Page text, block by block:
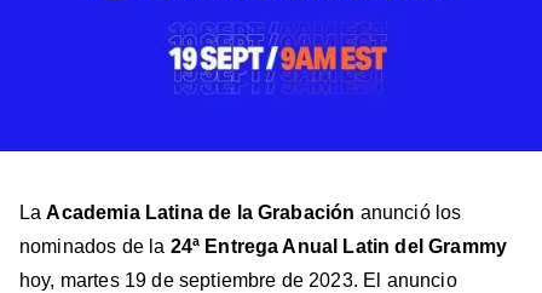
LaAcademia Latina de la Grabación anunció los
nominados de la 24ª Entrega Anual Latin del Grammy
hoy, martes 19 de septiembre de 2023. El anuncio